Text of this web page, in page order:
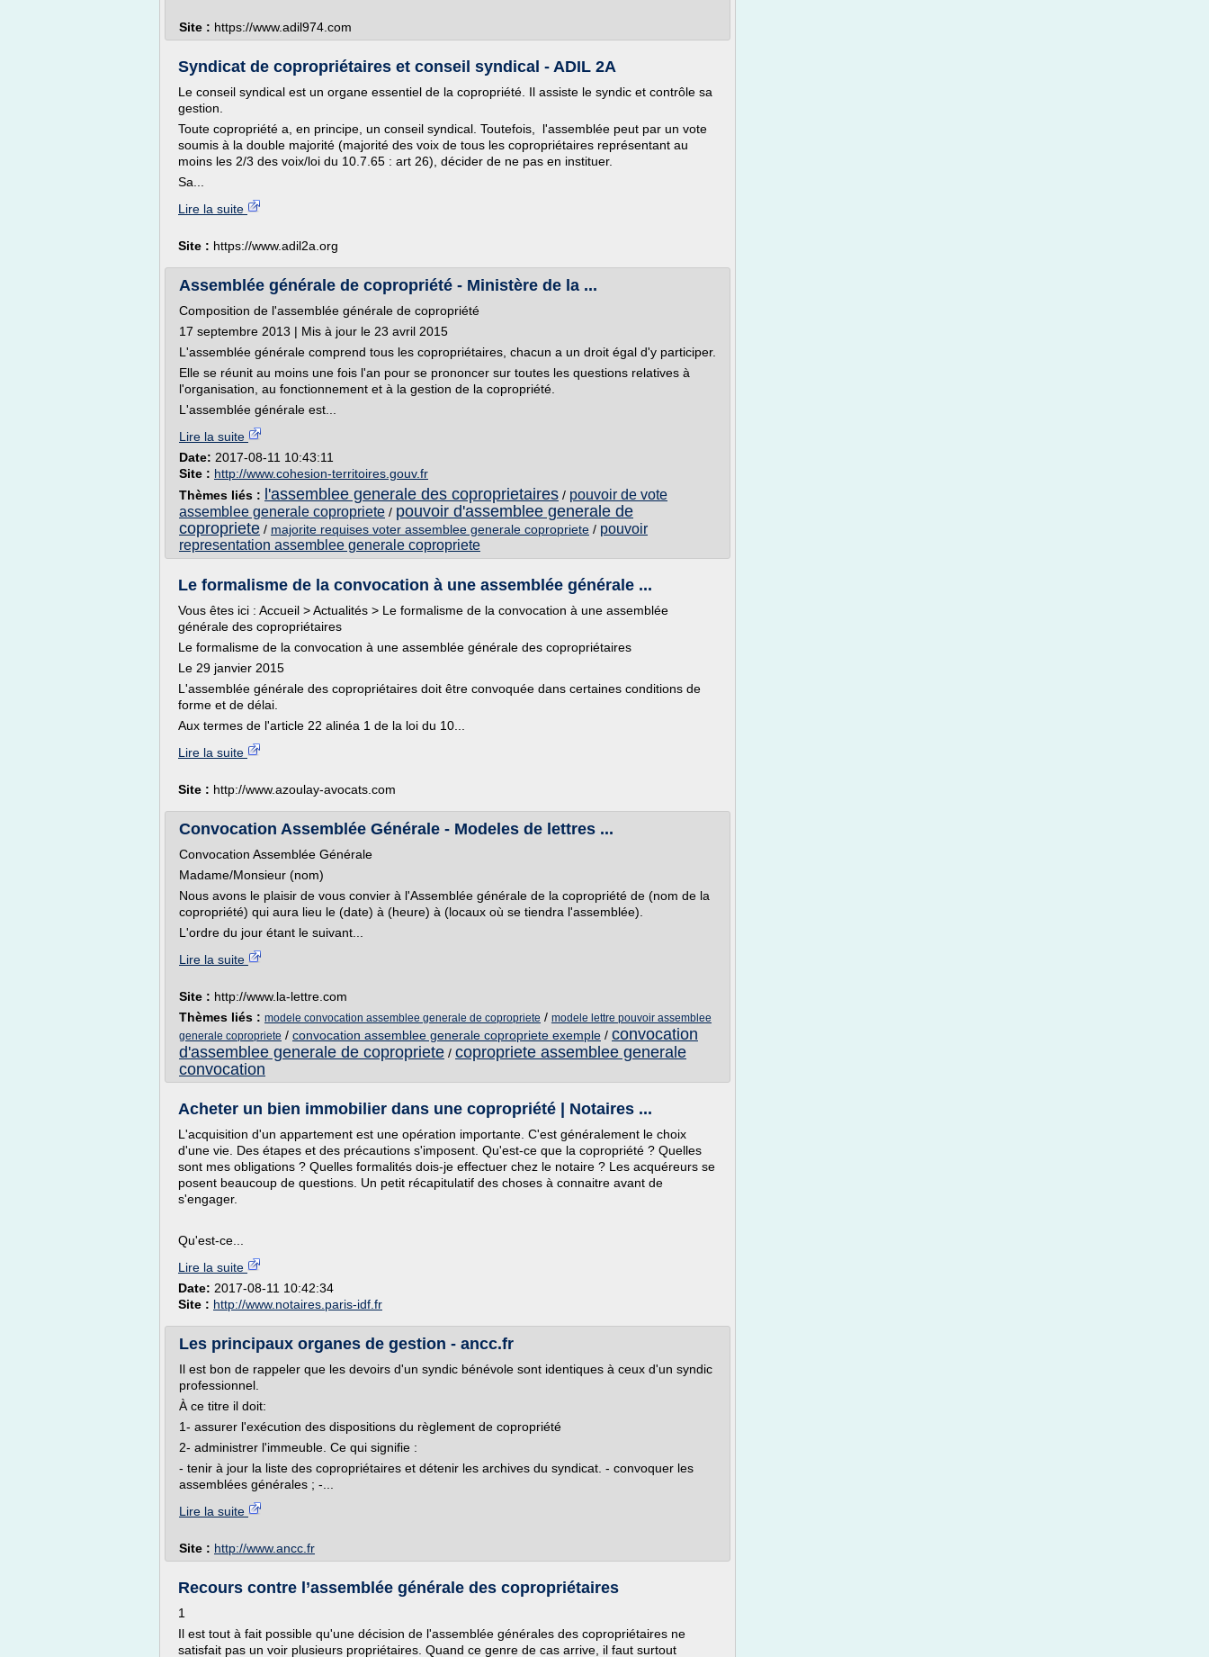
Site : https://www.adil974.com
Syndicat de copropriétaires et conseil syndical - ADIL 2A
Le conseil syndical est un organe essentiel de la copropriété. Il assiste le syndic et contrôle sa
gestion.
Toute copropriété a, en principe, un conseil syndical. Toutefois, l'assemblée peut par un vote
soumis à la double majorité (majorité des voix de tous les copropriétaires représentant au
moins les 2/3 des voix/loi du 10.7.65 : art 26), décider de ne pas en instituer.
Sa...
Lire la suite
Site : https://www.adil2a.org
Assemblée générale de copropriété - Ministère de la ...
Composition de l'assemblée générale de copropriété
17 septembre 2013 | Mis à jour le 23 avril 2015
L'assemblée générale comprend tous les copropriétaires, chacun a un droit égal d'y participer.
Elle se réunit au moins une fois l'an pour se prononcer sur toutes les questions relatives à
l'organisation, au fonctionnement et à la gestion de la copropriété.
L'assemblée générale est...
Lire la suite
Date: 2017-08-11 10:43:11
Site : http://www.cohesion-territoires.gouv.fr
Thèmes liés :
l'assemblee generale des coproprietaires / pouvoir de vote
assemblee generale copropriete / pouvoir d'assemblee generale de
copropriete / majorite requises voter assemblee generale copropriete / pouvoir
representation assemblee generale copropriete
Le formalisme de la convocation à une assemblée générale ...
Vous êtes ici : Accueil > Actualités > Le formalisme de la convocation à une assemblée
générale des copropriétaires
Le formalisme de la convocation à une assemblée générale des copropriétaires
Le 29 janvier 2015
L'assemblée générale des copropriétaires doit être convoquée dans certaines conditions de
forme et de délai.
Aux termes de l'article 22 alinéa 1 de la loi du 10...
Lire la suite
Site : http://www.azoulay-avocats.com
Convocation Assemblée Générale - Modeles de lettres ...
Convocation Assemblée Générale
Madame/Monsieur (nom)
Nous avons le plaisir de vous convier à l'Assemblée générale de la copropriété de (nom de la
copropriété) qui aura lieu le (date) à (heure) à (locaux où se tiendra l'assemblée).
L'ordre du jour étant le suivant...
Lire la suite
Site : http://www.la-lettre.com
Thèmes liés : modele convocation assemblee generale de copropriete / modele lettre pouvoir assemblee
generale copropriete / convocation assemblee generale copropriete exemple / convocation
d'assemblee generale de copropriete / copropriete assemblee generale
convocation
Acheter un bien immobilier dans une copropriété | Notaires ...
L'acquisition d'un appartement est une opération importante. C'est généralement le choix
d'une vie. Des étapes et des précautions s'imposent. Qu'est-ce que la copropriété ? Quelles
sont mes obligations ? Quelles formalités dois-je effectuer chez le notaire ? Les acquéreurs se
posent beaucoup de questions. Un petit récapitulatif des choses à connaitre avant de
s'engager.
Qu'est-ce...
Lire la suite
Date: 2017-08-11 10:42:34
Site : http://www.notaires.paris-idf.fr
Les principaux organes de gestion - ancc.fr
Il est bon de rappeler que les devoirs d'un syndic bénévole sont identiques à ceux d'un syndic
professionnel.
À ce titre il doit:
1- assurer l'exécution des dispositions du règlement de copropriété
2- administrer l'immeuble. Ce qui signifie :
- tenir à jour la liste des copropriétaires et détenir les archives du syndicat. - convoquer les
assemblées générales ; -...
Lire la suite
Site : http://www.ancc.fr
Recours contre l’assemblée générale des copropriétaires
1
Il est tout à fait possible qu'une décision de l'assemblée générales des copropriétaires ne
satisfait pas un voir plusieurs propriétaires. Quand ce genre de cas arrive, il faut surtout